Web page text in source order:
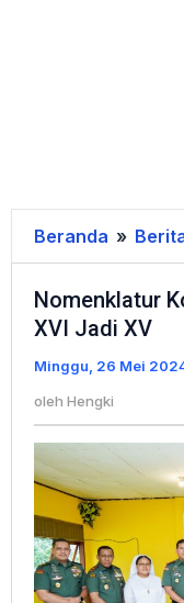
Beranda »
Nomenklatur
XVI Jadi XV
Minggu, 26 Mei
oleh Hengki